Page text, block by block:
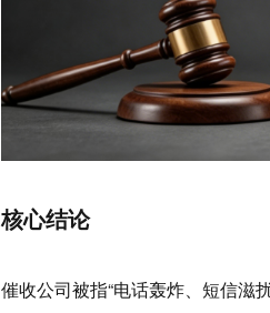
核心结论
催收公司被指“电话轰炸、短信滋